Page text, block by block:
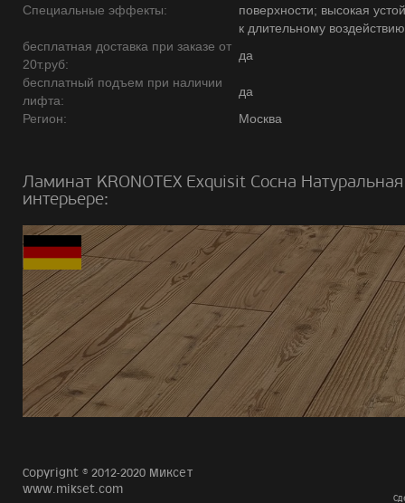
Специальные эффекты:
поверхности; высокая
к длительному
бесплатная доставка при заказе от
20т.руб:
да
бесплатный подъем при наличии
лифта:
да
Регион:
Москва
Ламинат KRONOTEX Exquisit Сосна
интерьере:
Copyright © 2012-2020 Миксет
www.mikset.com